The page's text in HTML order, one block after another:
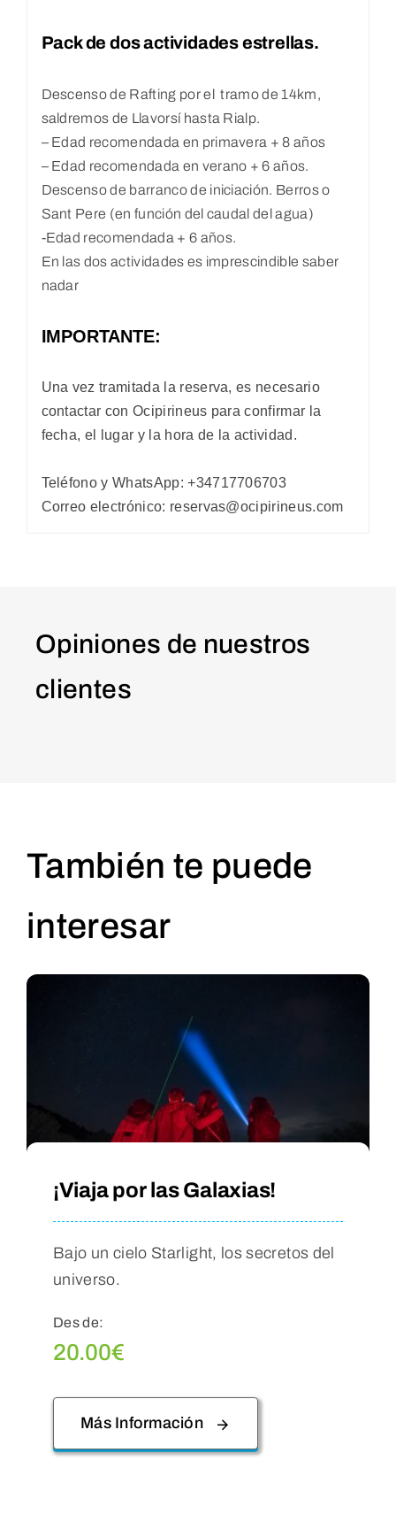
Pack de dos actividades estrellas.
Descenso de Rafting por el tramo de 14km,
saldremos de Llavorsí hasta Rialp.
– Edad recomendada en primavera + 8 años
– Edad recomendada en verano + 6 años.
Descenso de barranco de iniciación. Berros o
Sant Pere (en función del caudal del agua)
-Edad recomendada + 6 años.
En las dos actividades es imprescindible saber
nadar
IMPORTANTE:
Una vez tramitada la reserva, es necesario
contactar con Ocipirineus para confirmar la
fecha, el lugar y la hora de la actividad.
Teléfono y WhatsApp: +34717706703
Correo electrónico: reservas@ocipirineus.com
Opiniones de nuestros
clientes
También te puede
interesar
¡Viaja por las Galaxias!
Bajo un cielo Starlight, los secretos del
universo.
Des de:
20.00€
Más Información